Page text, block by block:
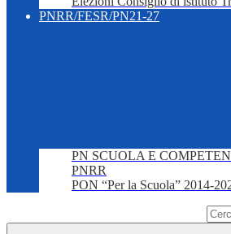
PNRR/FESR/PN21-27
PN SCUOLA E
PNRR
PON “Per la Scuola” 2014-